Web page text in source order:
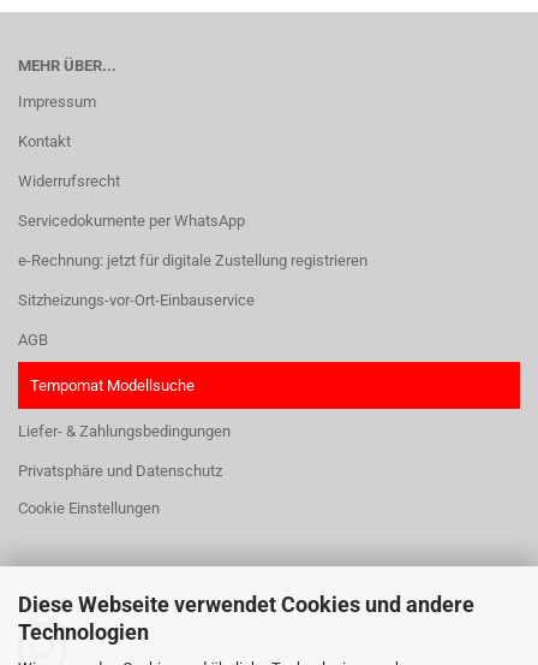
Diese Webseite verwendet Cookies und andere
Technologien
MEHR ÜBER...
Impressum
Kontakt
Widerrufsrecht
Servicedokumente per WhatsApp
e-Rechnung: jetzt für digitale Zustellung registrieren
Sitzheizungs-vor-Ort-Einbauservice
AGB
Tempomat Modellsuche
Liefer- & Zahlungsbedingungen
Privatsphäre und Datenschutz
Cookie Einstellungen
HIER FINDEN SIE UNS: